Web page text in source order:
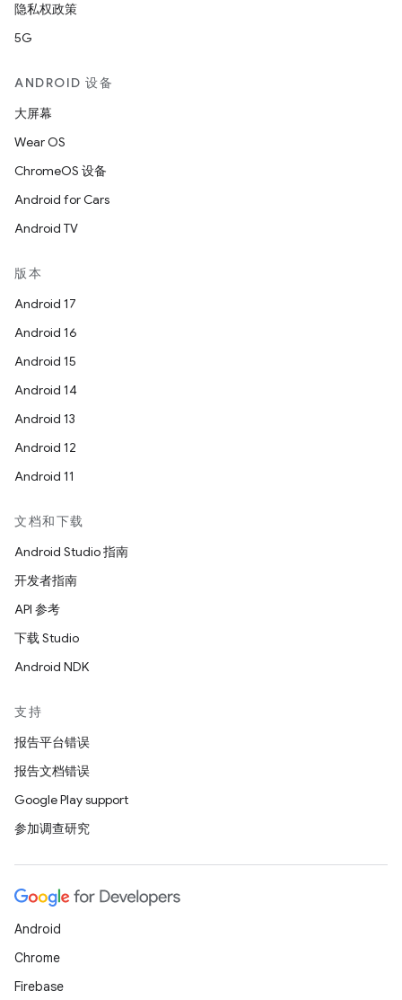
隐私权政策
5G
ANDROID 设备
大屏幕
Wear OS
ChromeOS 设备
Android for Cars
Android TV
版本
Android 17
Android 16
Android 15
Android 14
Android 13
Android 12
Android 11
文档和下载
Android Studio 指南
开发者指南
API 参考
下载 Studio
Android NDK
支持
报告平台错误
报告文档错误
Google Play support
参加调查研究
Android
Chrome
Firebase